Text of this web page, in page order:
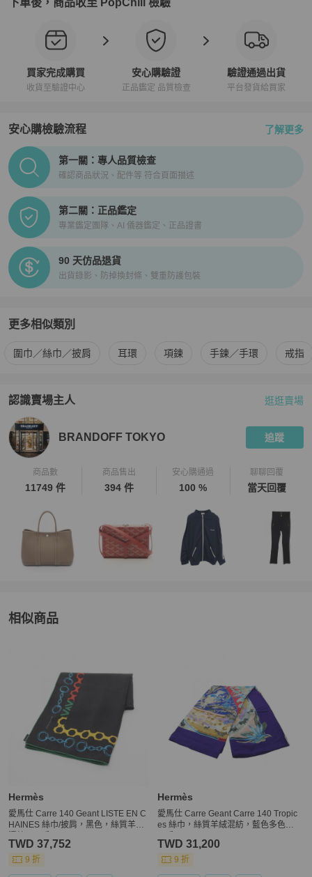
【真偽鑑定保障】
★ 商品為PopChill 特選日本合作夥伴日本 BrandOff 所販售，正品保
★ 商品皆由日本專業鑑定師鑑定通過，確認商品符合品牌工藝
★ 商品皆由專人確認商品的顏色、材質以及尺寸，均與賣場描述一致
★ 免國際運費！
★ 商品為國際運送，可能產生關稅由買家自行負擔
【寄送時程相關】
★ 依寄達國家區域、驗關、航班或氣候等不可控因素而異
★ 下單後無法取消訂單
【商品瑕疵說明】
★ 二手商品非新品，圖文已盡力完整敘述細節，請買家務必將商品照
片放大看，並綜合商品圖片和文字去綜合考量與判斷
★ 日本中古名牌行業統一的分級標準非常嚴謹，商品狀況已於說明處
明確標示等級，如下單即表示可接受商品狀況，如有疑問請聊聊確認
常範圍內誤差不作為退換貨依據
【中文客戶服務】
外)
★ 本賣場所有商品資訊均為日本 BrandOff 提供，商品從日本發貨，
下單前請聊聊詢問
★ PopChill依法開立商品全額電子發票給您，有打統編需求，可聊聊
私訊事先通知為您開立三聯式發票
★ 賣場商品只有一件，可能會有商品已經在原網站上被售出・刪除的
情形，商品已搶先售出，將為您取消訂單，還請見諒
【取消&退貨政策】
★ 日本 BrandOff 所有商品，均盡力拍攝瑕疵細節，並在您下單之
後，提供商品細節影片，您可以再次確認商品成色，力保您收到的商
品，跟網路上看到的商品是一致的
★ 收到貨後請務必開箱錄影，若不幸發生您認為商品不如預期（存在
應與決定及 PopChill 的綜合判斷
下單後，商品收至 PopChill 檢驗
買家完成購買
收貨至驗證中心
安心購驗證
正品鑑定 品質檢查
驗證通過出貨
平台發貨給買家
安心購檢驗流程 了解更多
PopChill拍拍圈正品驗證、安心購檢驗流程介紹
第一關：專人品質檢查
確認商品狀況、配件等 符合頁面描述
第二關：正品鑑定
專業鑑定團隊、AI 儀器鑑定、正品證書
90 天仿品退貨
出貨錄影、防掉換封條、雙重防護包裝
更多相似類別
更多Hermès女士配件 相似商品推薦
圍巾／絲巾／披肩 耳環 項鍊 手鍊／手環 戒指
認識賣場主人
PopChill 拍拍圈嚴選賣家
逛逛賣場
BRANDOFF TOKYO 追蹤
商品數
11749 件
商品售出
394 件
安心購通過
100 %
聊聊回覆
當天回覆
相似商品
Hermès
愛馬仕 Carre 140 Geant LISTE EN C
HAINES 絲巾/披肩，黑色，絲質羊絨
TWD 37,752
9 折
Hermès
愛馬仕 Carre Geant Carre 140 Tropic
es 絲巾，絲質羊絨混紡，藍色多色，
TWD 31,200
9 折